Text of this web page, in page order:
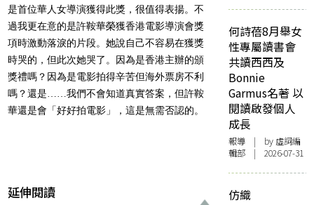
是首位華人女導演獲得此獎，很值得表揚。不
過我更在意的是許鞍華榮獲香港電影導演會獎
項時激動落淚的片段。她說自己不容易在獲獎
時哭的，但此次她哭了。因為是香港主辦的頒
獎禮嗎？因為是電影拍得辛苦但海外票房不利
嗎？還是……我們不會知道真實答案，但許鞍
華還是會「好好拍電影」，這是無需否認的。
延伸閱讀
何詩蓓8月舉女
性專屬讀書會
共讀西西及
Bonnie
Garmus名著 以
閱讀啟發個人
成長
報導 | by 虛詞編
輯部 | 2026-07-31
仿織